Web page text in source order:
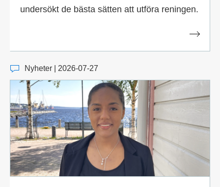
undersökt de bästa sätten att utföra reningen.
Nyheter | 2026-07-27